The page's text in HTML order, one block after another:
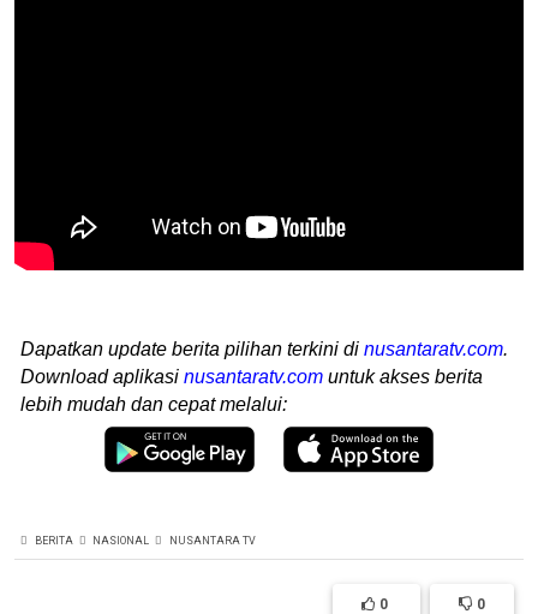
Dapatkan update berita pilihan terkini di nusantaratv.com.
Download aplikasi nusantaratv.com untuk akses berita
lebih mudah dan cepat melalui:
BERITA NASIONAL NUSANTARA TV
0 0